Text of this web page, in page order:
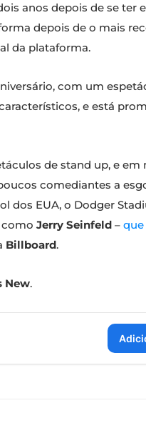
anos depois de se ter
depois de o mais
da plataforma.
com um
e está
de stand up, e em
comediantes a
dos EUA, o Dodger
como Jerry Seinfeld – que
Billboard.
New.